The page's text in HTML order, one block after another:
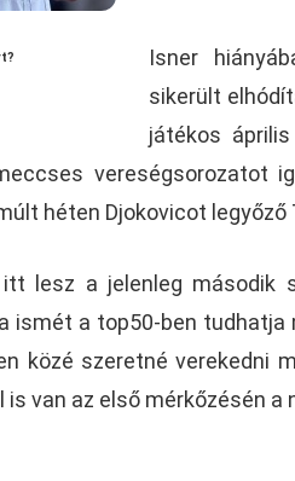
Isner
sikerült
játékos
vereségsorozatot
héten Djokovicot legyőző
lesz a jelenleg második
ismét a top50-ben tudhatja
közé szeretné verekedni
van az első mérkőzésén a